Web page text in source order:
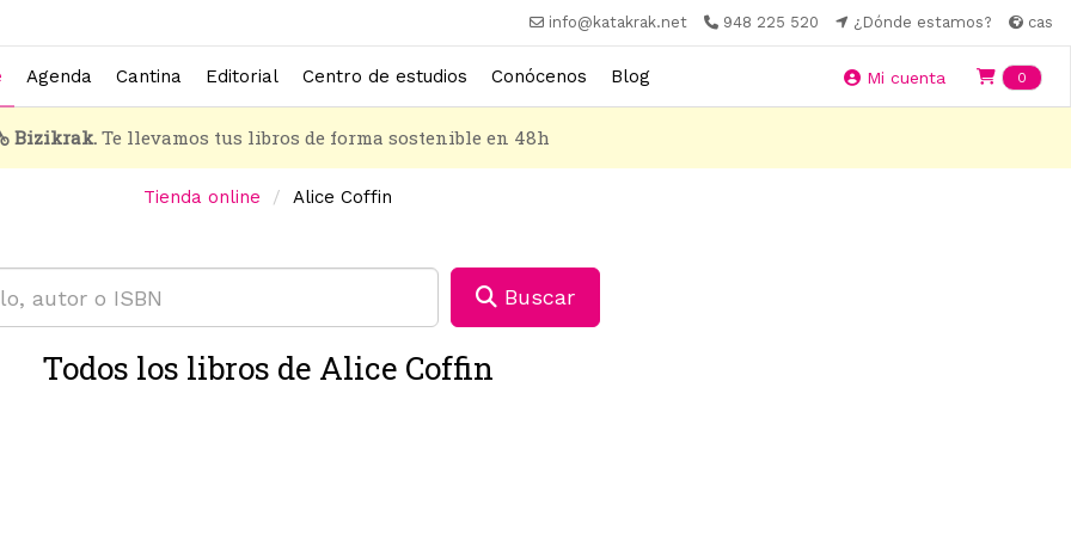
info@katakrak.net 948 225 520 ¿Dónde estamos? cas
Agenda Cantina Editorial Centro de estudios Conócenos Blog Mi cuenta 0
Bizikrak.Te llevamos tus libros de forma sostenible en 48h
Tienda online Alice Coffin
Buscar
Todos los libros de Alice Coffin